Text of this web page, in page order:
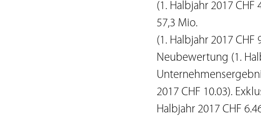
(1. Halbjahr 2017 CHF
57,3 Mio.
(1. Halbjahr 2017 CHF
Neubewertung (1.
2017 CHF 10.03).
Halbjahr 2017 CHF